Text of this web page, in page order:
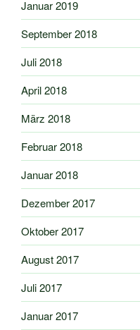
Januar 2019
September 2018
Juli 2018
April 2018
März 2018
Februar 2018
Januar 2018
Dezember 2017
Oktober 2017
August 2017
Juli 2017
Januar 2017